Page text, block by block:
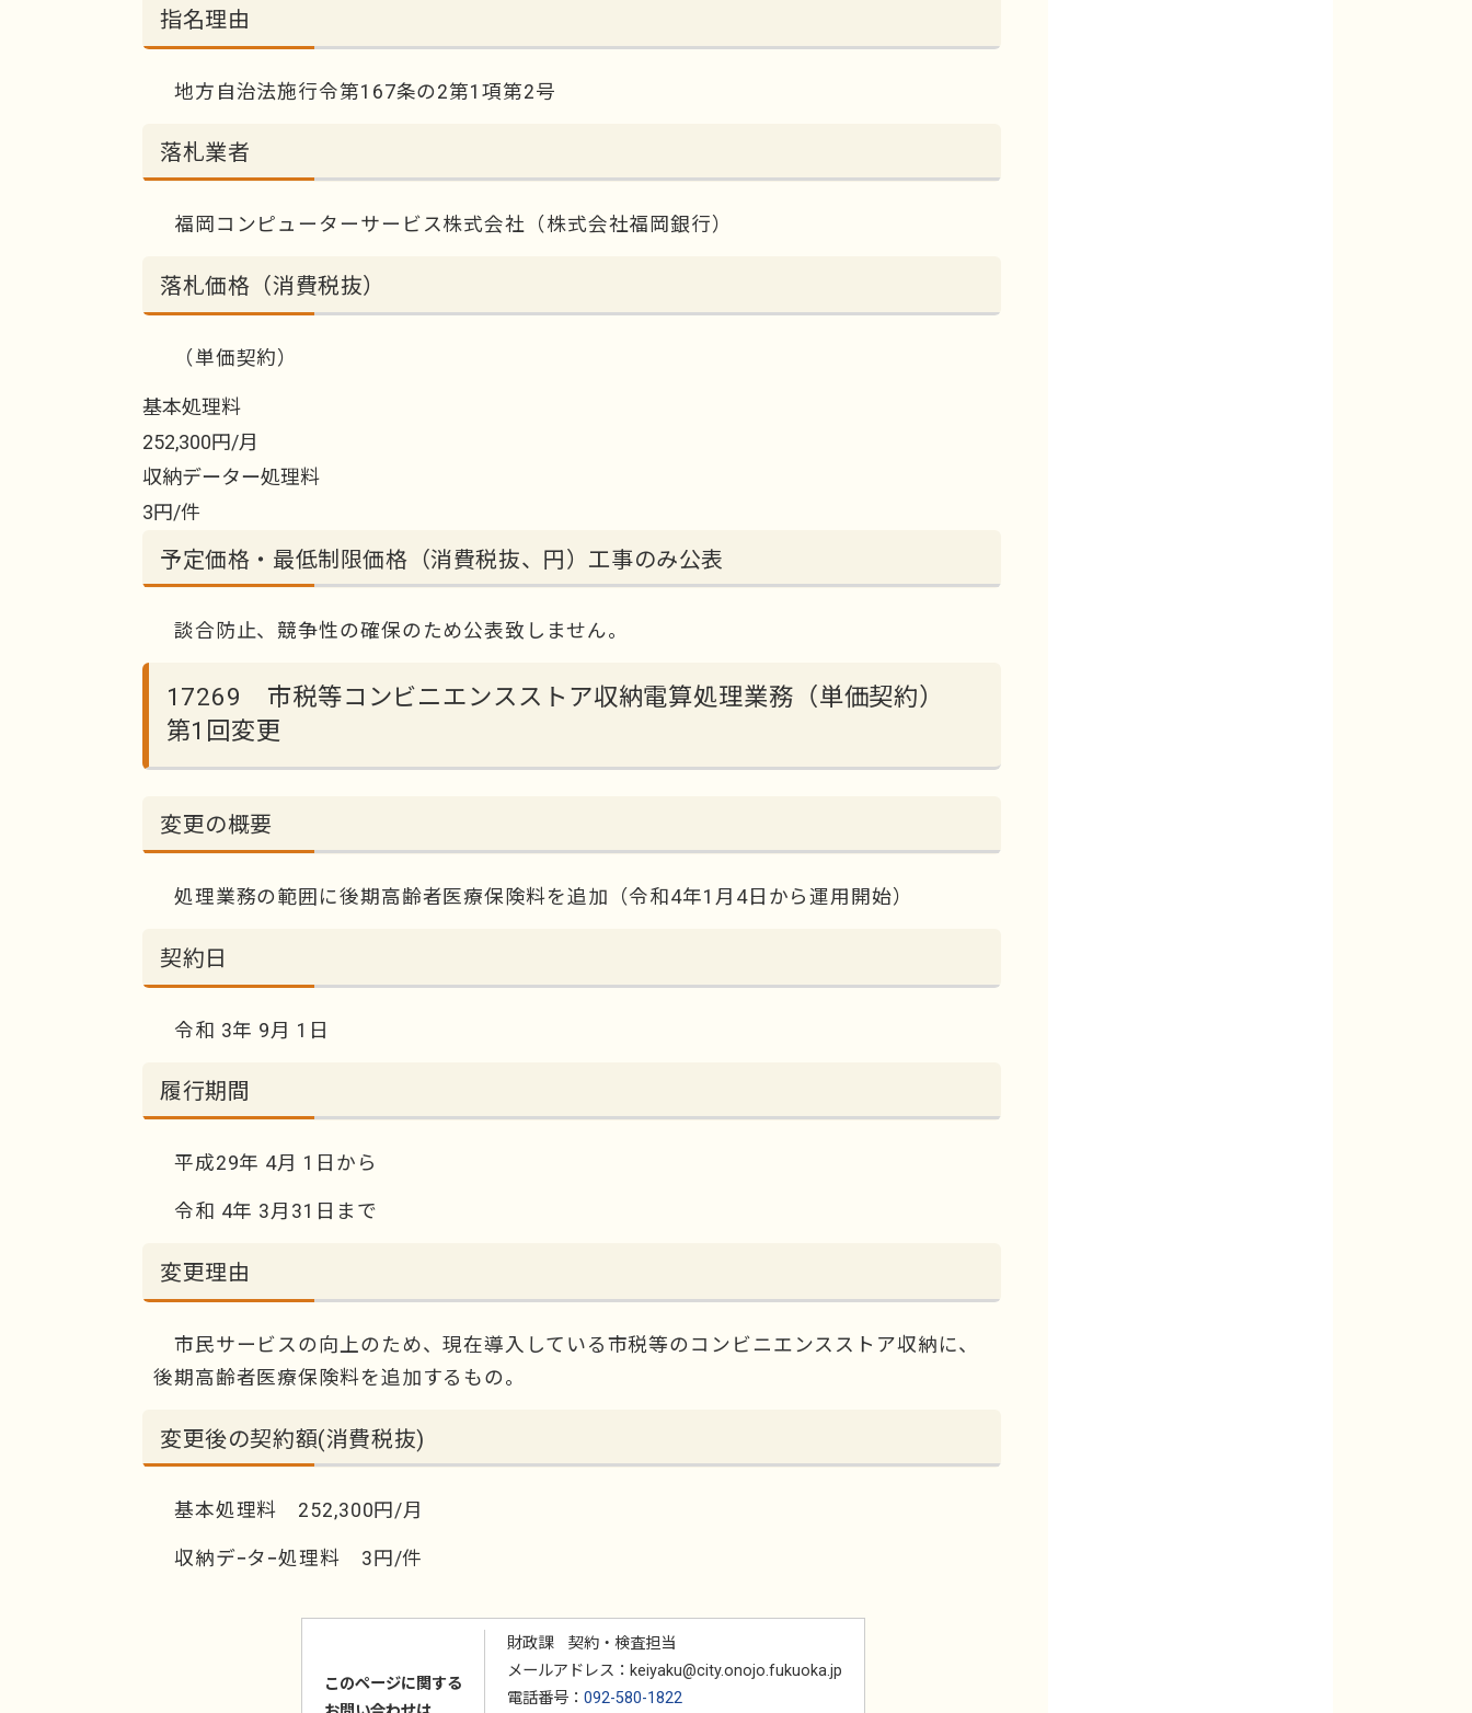
指名理由
地方自治法施行令第167条の2第1項第2号
落札業者
福岡コンピューターサービス株式会社（株式会社福岡銀行）
落札価格（消費税抜）
（単価契約）
基本処理料
252,300円/月
収納データー処理料
3円/件
予定価格・最低制限価格（消費税抜、円）工事のみ公表
談合防止、競争性の確保のため公表致しません。
17269 市税等コンビニエンスストア収納電算処理業務（単価契約）
第1回変更
変更の概要
処理業務の範囲に後期高齢者医療保険料を追加（令和4年1月4日から運用開始）
契約日
令和 3年 9月 1日
履行期間
平成29年 4月 1日から
令和 4年 3月31日まで
変更理由
市民サービスの向上のため、現在導入している市税等のコンビニエンスストア収納に、
後期高齢者医療保険料を追加するもの。
変更後の契約額(消費税抜)
基本処理料 252,300円/月
収納デｰタｰ処理料 3円/件
このページに関する
財政課 契約・検査担当
メールアドレス：keiyaku@city.onojo.fukuoka.jp
電話番号： 092-580-1822